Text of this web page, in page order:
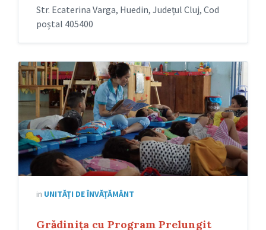
Str. Ecaterina Varga, Huedin, Județul Cluj, Cod
poștal 405400
in UNITĂȚI DE ÎNVĂȚĂMÂNT
Grădinița cu Program Prelungit